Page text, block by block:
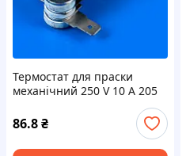
Термостат для праски
механічний 250 V 10 A 205
86.8₴